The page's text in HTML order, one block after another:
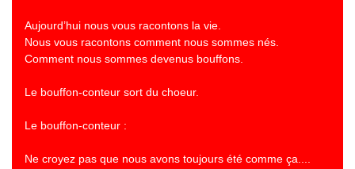
Aujourd’hui nous vous racontons la vie.
Nous vous racontons comment nous sommes nés.
Comment nous sommes devenus bouffons.
Le bouffon-conteur sort du choeur.
Le bouffon-conteur :
Ne croyez pas que nous avons toujours été comme ça....